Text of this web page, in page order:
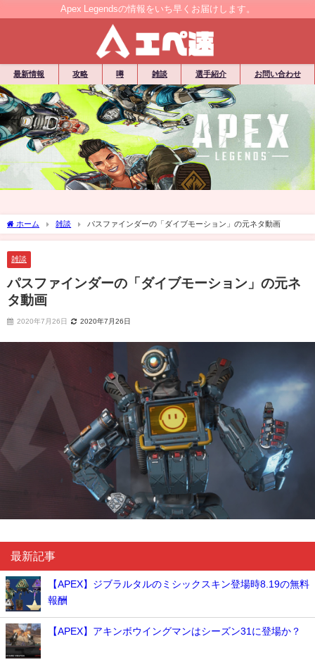
Apex Legendsの情報をいち早くお届けします。
最新情報 攻略 噂 雑談 選手紹介 お問い合わせ
ホーム 雑談 パスファインダーの「ダイブモーション」の元ネタ動画
雑談
パスファインダーの「ダイブモーション」の元ネ
タ動画
2020年7月26日 2020年7月26日
最新記事
【APEX】ジブラルタルのミシックスキン登場時8.19の無料
報酬
【APEX】アキンボウイングマンはシーズン31に登場か？